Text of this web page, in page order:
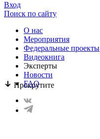
Прокрутите
Вход
Поиск по сайту
О нас
Mероприятия
Федеральные проекты
Видеокнига
Эксперты
Новости
FAQ